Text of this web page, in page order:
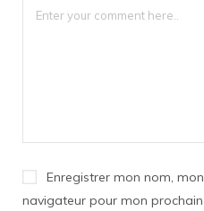
Enregistrer mon nom,
navigateur pour mon